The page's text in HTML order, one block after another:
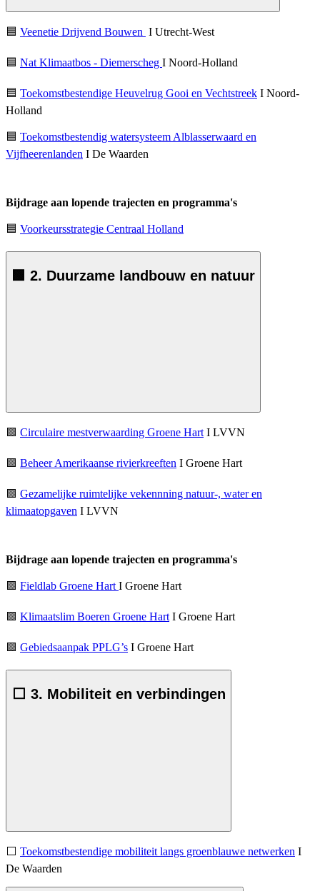
🟦 Veenetie Drijvend Bouwen I Utrecht-West
🟦 Nat Klimaatbos - Diemerscheg I Noord-Holland
🟦 Toekomstbestendige Heuvelrug Gooi en Vechtstreek I Noord-
Holland
🟦 Toekomstbestendig watersysteem Alblasserwaard en
Vijfheerenlanden I De Waarden
Bijdrage aan lopende trajecten en programma's
🟦 Voorkeursstrategie Centraal Holland
🟩 2. Duurzame landbouw en natuur
🟩 Circulaire mestverwaarding Groene HartI LVVN
🟩 Beheer Amerikaanse rivierkreeften I Groene Hart
🟩 Gezamelijke ruimtelijke vekennning natuur-, water en
klimaatopgaven I LVVN
Bijdrage aan lopende trajecten en programma's
🟩 Fieldlab Groene HartI Groene Hart
🟩 Klimaatslim Boeren Groene HartI Groene Hart
🟩 Gebiedsaanpak PPLG’s I Groene Hart
⬜ 3. Mobiliteit en verbindingen
⬜ Toekomstbestendige mobiliteit langs groenblauwe netwerken I
De Waarden